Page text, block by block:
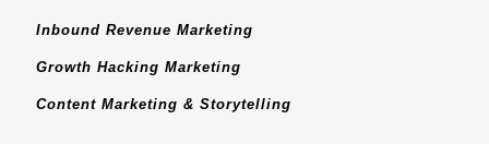
Inbound Revenue Marketing
Growth Hacking Marketing
Content Marketing & Storytelling